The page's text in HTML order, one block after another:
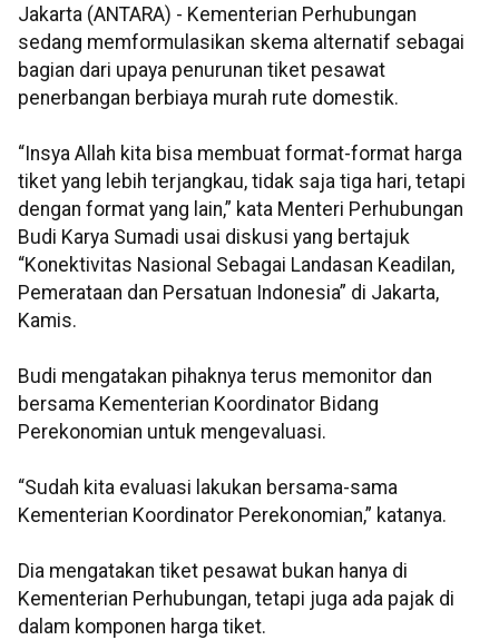
Jakarta (ANTARA) - Kementerian Perhubungan
sedang memformulasikan skema alternatif sebagai
bagian dari upaya penurunan tiket pesawat
penerbangan berbiaya murah rute domestik.
“Insya Allah kita bisa membuat format-format harga
tiket yang lebih terjangkau, tidak saja tiga hari, tetapi
dengan format yang lain,” kata Menteri Perhubungan
Budi Karya Sumadi usai diskusi yang bertajuk
“Konektivitas Nasional Sebagai Landasan Keadilan,
Pemerataan dan Persatuan Indonesia” di Jakarta,
Kamis.
Budi mengatakan pihaknya terus memonitor dan
bersama Kementerian Koordinator Bidang
Perekonomian untuk mengevaluasi.
“Sudah kita evaluasi lakukan bersama-sama
Kementerian Koordinator Perekonomian,” katanya.
Dia mengatakan tiket pesawat bukan hanya di
Kementerian Perhubungan, tetapi juga ada pajak di
dalam komponen harga tiket.